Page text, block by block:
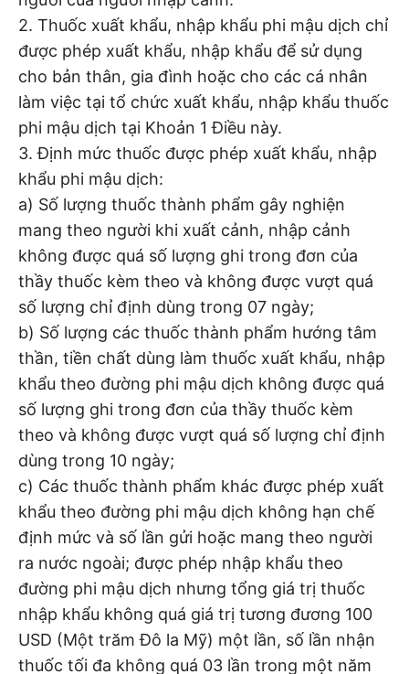
2. Thuốc xuất khẩu, nhập khẩu phi mậu dịch chỉ
được phép xuất khẩu, nhập khẩu để sử dụng
cho bản thân, gia đình hoặc cho các cá nhân
làm việc tại tổ chức xuất khẩu, nhập khẩu thuốc
phi mậu dịch tại Khoản 1 Điều này.
3. Định mức thuốc được phép xuất khẩu, nhập
khẩu phi mậu dịch:
a) Số lượng thuốc thành phẩm gây nghiện
mang theo người khi xuất cảnh, nhập cảnh
không được quá số lượng ghi trong đơn của
thầy thuốc kèm theo và không được vượt quá
số lượng chỉ định dùng trong 07 ngày;
b) Số lượng các thuốc thành phẩm hướng tâm
thần, tiền chất dùng làm thuốc xuất khẩu, nhập
khẩu theo đường phi mậu dịch không được quá
số lượng ghi trong đơn của thầy thuốc kèm
theo và không được vượt quá số lượng chỉ định
dùng trong 10 ngày;
c) Các thuốc thành phẩm khác được phép xuất
khẩu theo đường phi mậu dịch không hạn chế
định mức và số lần gửi hoặc mang theo người
ra nước ngoài; được phép nhập khẩu theo
đường phi mậu dịch nhưng tổng giá trị thuốc
nhập khẩu không quá giá trị tương đương 100
USD (Một trăm Đô la Mỹ) một lần, số lần nhận
thuốc tối đa không quá 03 lần trong một năm